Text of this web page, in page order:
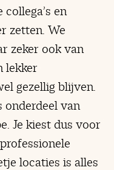
en
zetten. We
zeker ook van
lekker
gezellig blijven.
onderdeel van
Je kiest dus voor
locaties is alles